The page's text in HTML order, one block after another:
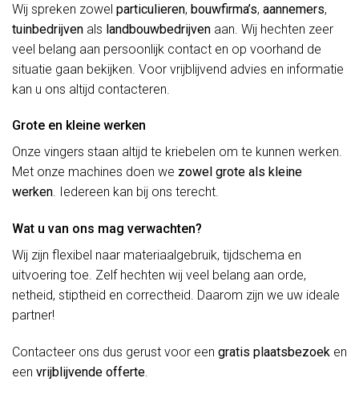
Wij spreken zowel particulieren, bouwfirma’s, aannemers,
tuinbedrijven als landbouwbedrijven aan. Wij hechten zeer
veel belang aan persoonlijk contact en op voorhand de
situatie gaan bekijken. Voor vrijblijvend advies en informatie
kan u ons altijd contacteren.
Grote en kleine werken
Onze vingers staan altijd te kriebelen om te kunnen werken.
Met onze machines doen we zowel grote als kleine
werken. Iedereen kan bij ons terecht.
Wat u van ons mag verwachten?
Wij zijn flexibel naar materiaalgebruik, tijdschema en
uitvoering toe. Zelf hechten wij veel belang aan orde,
netheid, stiptheid en correctheid. Daarom zijn we uw ideale
partner!
Contacteer ons dus gerust voor een gratis plaatsbezoek en
een vrijblijvende offerte.